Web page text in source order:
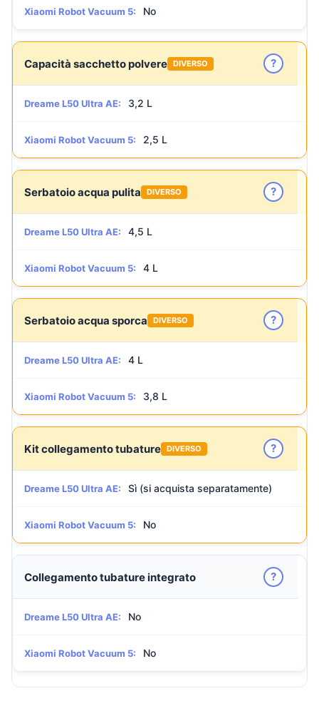
Xiaomi Robot Vacuum 5: No
Capacità sacchetto polvere DIVERSO ?
Dreame L50 Ultra AE: 3,2 L
Xiaomi Robot Vacuum 5: 2,5 L
Serbatoio acqua pulita DIVERSO ?
Dreame L50 Ultra AE: 4,5 L
Xiaomi Robot Vacuum 5: 4 L
Serbatoio acqua sporca DIVERSO ?
Dreame L50 Ultra AE: 4 L
Xiaomi Robot Vacuum 5: 3,8 L
Kit collegamento tubature DIVERSO ?
Dreame L50 Ultra AE: Sì (si acquista separatamente)
Xiaomi Robot Vacuum 5: No
Collegamento tubature integrato ?
Dreame L50 Ultra AE: No
Xiaomi Robot Vacuum 5: No